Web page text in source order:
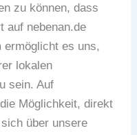
zu können, dass
auf nebenan.de
es uns,
lokalen
sein. Auf
Möglichkeit, direkt
über unsere